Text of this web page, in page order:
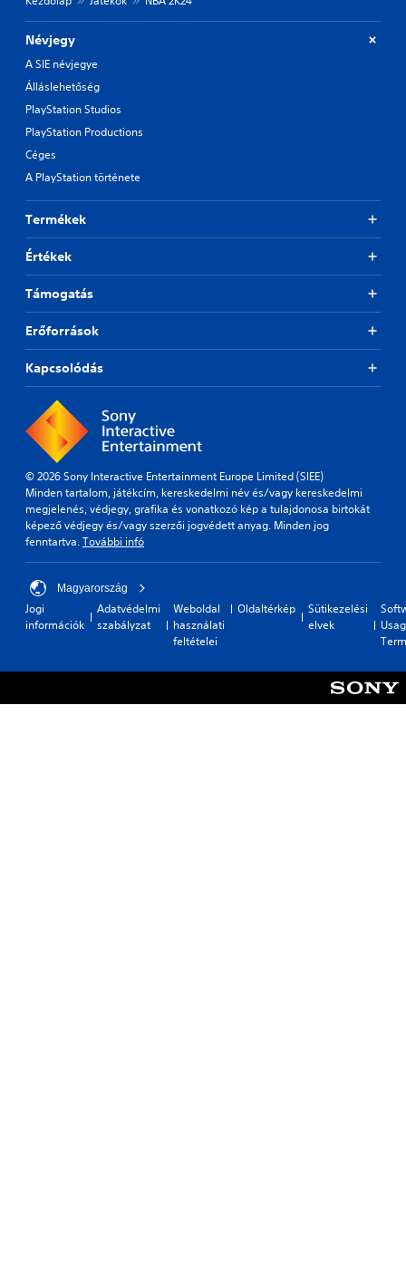
Névjegy
A SIE névjegye
Álláslehetőség
PlayStation Studios
PlayStation Productions
Céges
A PlayStation története
Termékek
Értékek
Támogatás
Erőforrások
Kapcsolódás
© 2026 Sony Interactive Entertainment Europe Limited (SIEE)
Minden tartalom, játékcím, kereskedelmi név és/vagy kereskedelmi
megjelenés, védjegy, grafika és vonatkozó kép a tulajdonosa birtokát
képező védjegy és/vagy szerzői jogvédett anyag. Minden jog
fenntartva.További infó
Magyarország
Jogi
információk
Adatvédelmi
szabályzat
Weboldal
használati
feltételei
Oldaltérkép
Sütikezelési
elvek